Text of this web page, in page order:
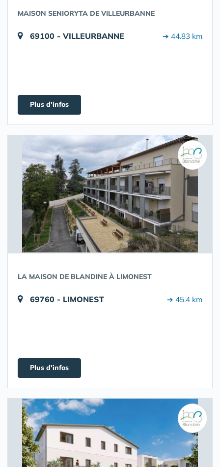
MAISON SENIORYTA DE VILLEURBANNE
69100 - VILLEURBANNE ➔ 44.83 km
Plus d'infos
LA MAISON DE BLANDINE À LIMONEST
69760 - LIMONEST ➔ 45.4 km
Plus d'infos